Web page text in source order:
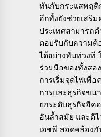
ทันกับกระแสพฤติ
อีกทั้งยังช่วยเสริ
ประเทศสามารถด
ตอบรับกับความต้
ได้อย่างทันท่วงที
ร่วมมือของทั้งสอ
การเริ่มจุดไฟเพื่
การและธุรกิจขน
ยกระดับธุรกิจอีค
อันล้ำสมัย และดี
เอชพี สอดคล้อง